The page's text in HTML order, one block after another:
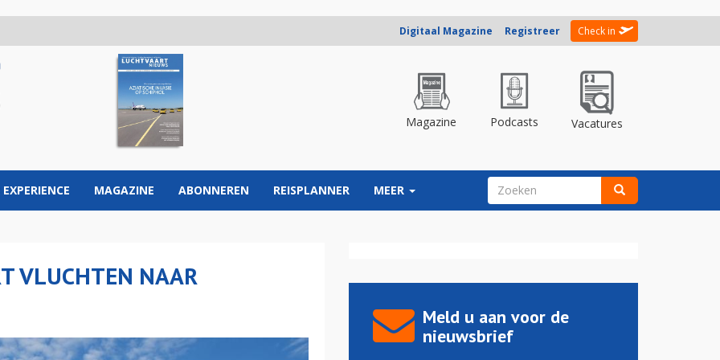
Digitaal Magazine Registreer Check in
Magazine Podcasts Vacatures
EXPERIENCE MAGAZINE ABONNEREN REISPLANNER MEER ZOEKVELD
VLUCHTEN NAAR
Meld u aan voor de
nieuwsbrief